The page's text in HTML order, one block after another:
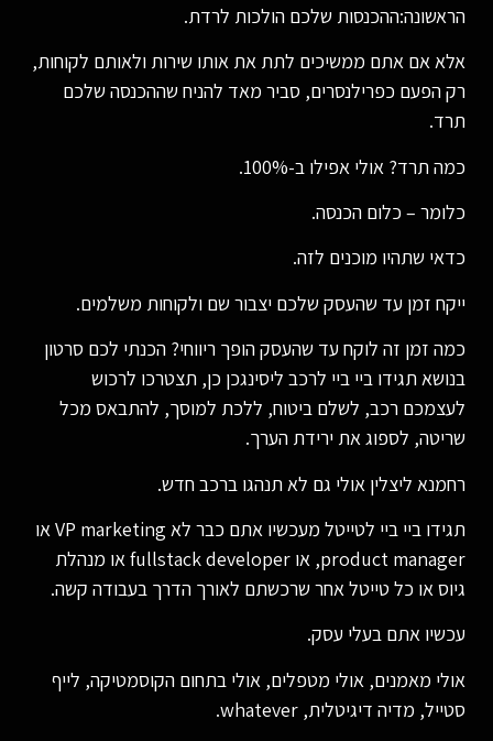
הראשונה:ההכנסות שלכם הולכות לרדת.
אלא אם אתם ממשיכים לתת את אותו שירות ולאותם לקוחות,
רק הפעם כפרילנסרים, סביר מאד להניח שההכנסה שלכם
תרד.
כמה תרד? אולי אפילו ב-100%.
כלומר – כלום הכנסה.
כדאי שתהיו מוכנים לזה.
ייקח זמן עד שהעסק שלכם יצבור שם ולקוחות משלמים.
כמה זמן זה לוקח עד שהעסק הופך ריווחי? הכנתי לכם סרטון
בנושא תגידו ביי ביי לרכב ליסינגכן כן, תצטרכו לרכוש
לעצמכם רכב, לשלם ביטוח, ללכת למוסך, להתבאס מכל
שריטה, לספוג את ירידת הערך.
רחמנא ליצלין אולי גם לא תנהגו ברכב חדש.
תגידו ביי ביי לטייטל מעכשיו אתם כבר לא VP marketing או
product manager, או fullstack developer או מנהלת
גיוס או כל טייטל אחר שרכשתם לאורך הדרך בעבודה קשה.
עכשיו אתם בעלי עסק.
אולי מאמנים, אולי מטפלים, אולי בתחום הקוסמטיקה, לייף
סטייל, מדיה דיגיטלית, whatever.